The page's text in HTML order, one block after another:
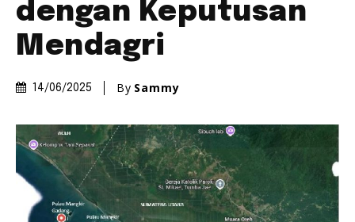
dengan Keputusan
Mendagri
14/06/2025 By Sammy